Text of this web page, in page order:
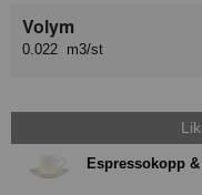
Volym
0.022 m3/st
Espressokopp